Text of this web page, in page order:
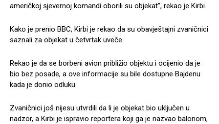
američkoj sjevernoj komandi oborili su objekat”, rekao je Kirbi.
Kako je prenio BBC, Kirbi je rekao da su obavještajni zvaničnici
saznali za objekat u četvrtak uveče.
Rekao je da se borbeni avion približio objektu i ocijenio da je
bio bez posade, a ove informacije su bile dostupne Bajdenu
kada je donio odluku.
Zvaničnici još nijesu utvrdili da li je objekat bio uključen u
nadzor, a Kirbi je ispravio reportera koji ga je nazvao balonom,